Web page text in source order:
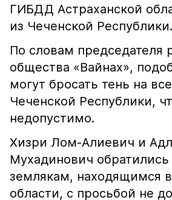
ГИБДД Астраханской
из Чеченской Республики.
По словам председателя
общества «Вайнах»,
могут бросать тень на
Чеченской Республики,
недопустимо.
Хизри Лом-Алиевич и
Мухадинович
землякам, находящимся
области, с просьбой не